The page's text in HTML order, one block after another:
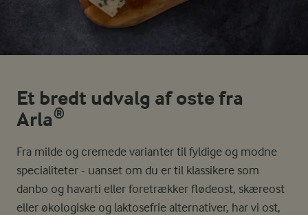
Et bredt udvalg af oste fra
Arla®
Fra milde og cremede varianter til fyldige og modne
specialiteter - uanset om du er til klassikere som
danbo og havarti eller foretrækker flødeost, skæreost
eller økologiske og laktosefrie alternativer, har vi ost,